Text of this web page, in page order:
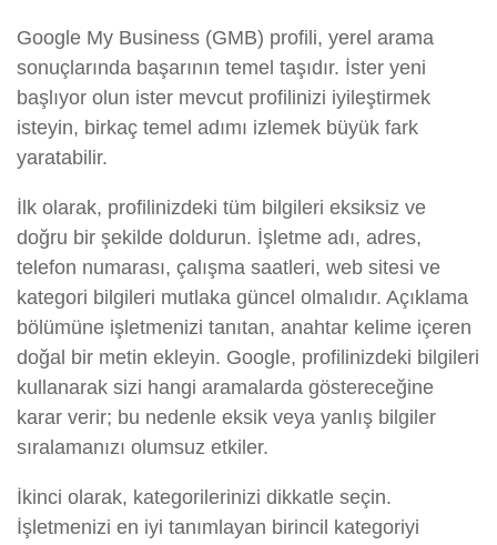
Google My Business (GMB) profili, yerel arama
sonuçlarında başarının temel taşıdır. İster yeni
başlıyor olun ister mevcut profilinizi iyileştirmek
isteyin, birkaç temel adımı izlemek büyük fark
yaratabilir.
İlk olarak, profilinizdeki tüm bilgileri eksiksiz ve
doğru bir şekilde doldurun. İşletme adı, adres,
telefon numarası, çalışma saatleri, web sitesi ve
kategori bilgileri mutlaka güncel olmalıdır. Açıklama
bölümüne işletmenizi tanıtan, anahtar kelime içeren
doğal bir metin ekleyin. Google, profilinizdeki bilgileri
kullanarak sizi hangi aramalarda göstereceğine
karar verir; bu nedenle eksik veya yanlış bilgiler
sıralamanızı olumsuz etkiler.
İkinci olarak, kategorilerinizi dikkatle seçin.
İşletmenizi en iyi tanımlayan birincil kategoriyi